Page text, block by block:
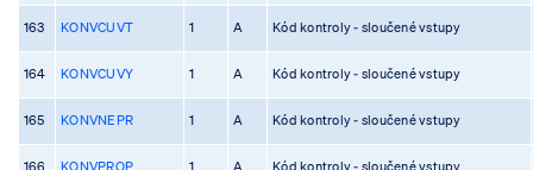
163 KONVCUVT 1 A Kód kontroly - sloučené vstupy
164 KONVCUVY 1 A Kód kontroly - sloučené vstupy
165 KONVNEPR 1 A Kód kontroly - sloučené vstupy
166 KONVPROP 1 A Kód kontroly - sloučené vstupy